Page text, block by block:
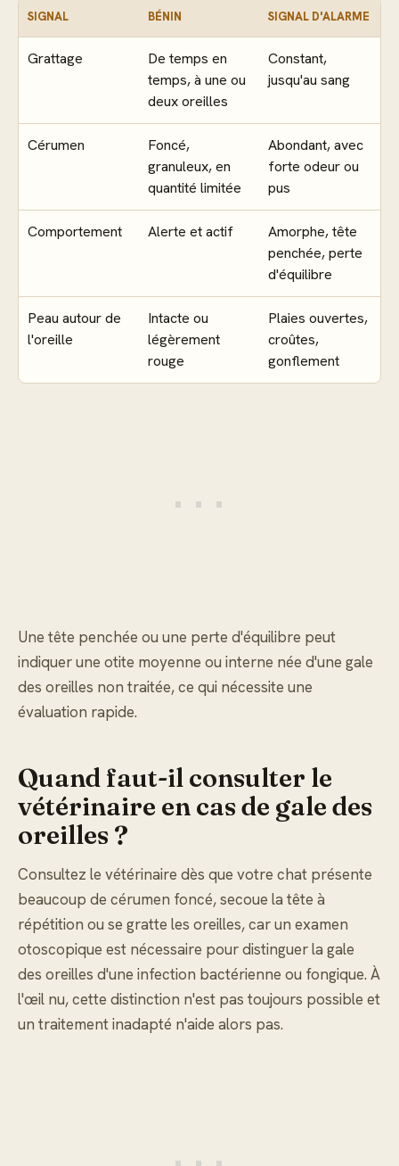
SIGNAL BÉNIN SIGNAL D'ALARME
Grattage
De temps en
temps, à une ou
deux oreilles
Constant,
jusqu'au sang
Cérumen
Foncé,
granuleux, en
quantité limitée
Abondant, avec
forte odeur ou
pus
Comportement Alerte et actif
Amorphe, tête
penchée, perte
d'équilibre
Peau autour de
l'oreille
Intacte ou
légèrement
rouge
Plaies ouvertes,
croûtes,
gonflement
Une tête penchée ou une perte d'équilibre peut
indiquer une otite moyenne ou interne née d'une gale
des oreilles non traitée, ce qui nécessite une
évaluation rapide.
Quand faut-il consulter le
vétérinaire en cas de gale des
oreilles ?
Consultez le vétérinaire dès que votre chat présente
beaucoup de cérumen foncé, secoue la tête à
répétition ou se gratte les oreilles, car un examen
otoscopique est nécessaire pour distinguer la gale
des oreilles d'une infection bactérienne ou fongique. À
l'œil nu, cette distinction n'est pas toujours possible et
un traitement inadapté n'aide alors pas.